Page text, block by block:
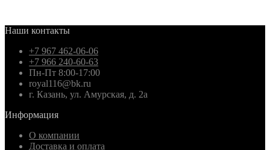
Наши контакты
+7 967 462-06-06
+7 966 240-60-63
Пн-Пт 8:00-17:00
royal116@bk.ru
г. Казань, ул. Амурская, д. 2а
Информация
О компании
Доставка и оплата